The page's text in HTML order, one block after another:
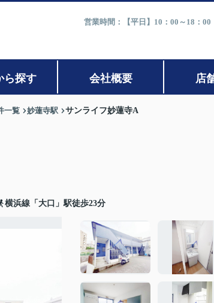
営業時間：【平日】10：00～18：
ら探す 会社概要 店
一覧 妙蓮寺駅 サンライフ妙蓮寺A
横浜線「大口」駅徒歩23分